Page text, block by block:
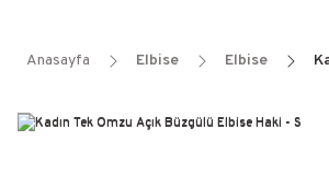
Anasayfa Elbise Elbise